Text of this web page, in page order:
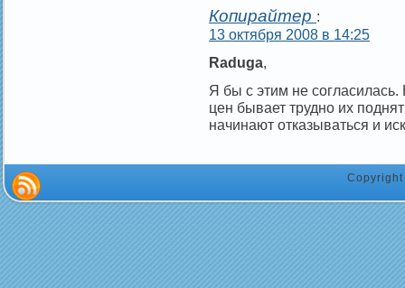
Копирайтер :
13 октября 2008 в 14:25
Raduga,
Я бы с этим не
цен бывает трудно их
начинают отказываться и